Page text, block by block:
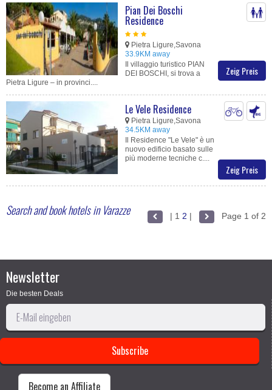
Zeig Preis
Pian Dei Boschi
Residence
Pietra Ligure,Savona
33.9KM away
Il villaggio turistico PIAN
DEI BOSCHI, si trova a
Pietra Ligure – in provinci....
Zeig Preis
Le Vele Residence
Pietra Ligure,Savona
34.5KM away
Il Residence "Le Vele" è un
nuovo edificio basato sulle
più moderne tecniche c....
Search and book hotels in Varazze | 1 2 | Page 1 of 2
Newsletter
Die besten Deals
Become an Affiliate